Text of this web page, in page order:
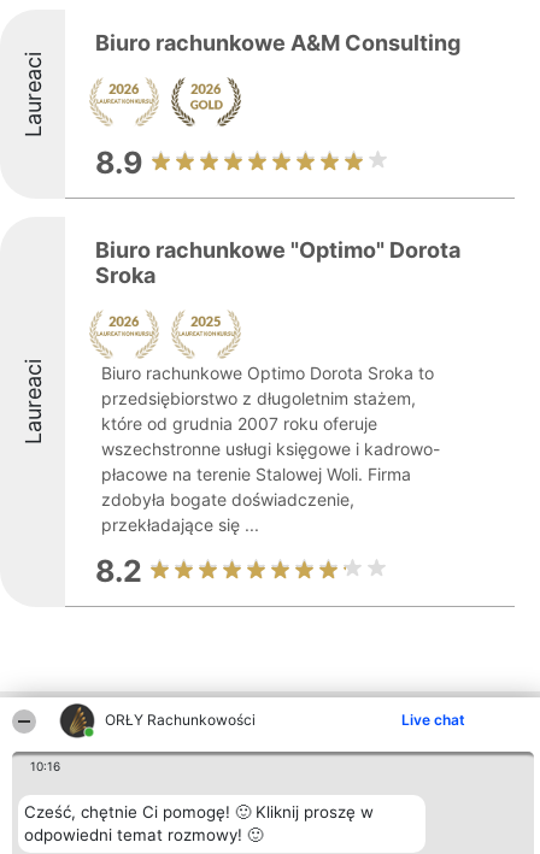
ORŁY Rachunkowości Live chat
10:16
Cześć, chętnie Ci pomogę! 🙂 Kliknij proszę w
odpowiedni temat rozmowy! 🙂
Laureaci
Biuro rachunkowe A&M Consulting
8.9
Laureaci
Biuro rachunkowe "Optimo" Dorota
Sroka
Biuro rachunkowe Optimo Dorota Sroka to
przedsiębiorstwo z długoletnim stażem,
które od grudnia 2007 roku oferuje
wszechstronne usługi księgowe i kadrowo-
płacowe na terenie Stalowej Woli. Firma
zdobyła bogate doświadczenie,
przekładające się ...
8.2
Inne firmy z województwa
Organizator plebiscytu
Bright Side Solutions sp. z o.
o. sp. k.
Plebiscyt
Laureaci
Lista
Kontakt